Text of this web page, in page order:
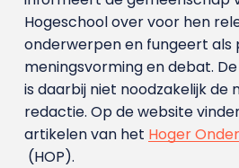
Hogeschool over voor hen
onderwerpen en fungeert als
meningsvorming en debat.
is daarbij niet noodzakelijk de
redactie. Op de website
artikelen van het Hoger
(HOP).